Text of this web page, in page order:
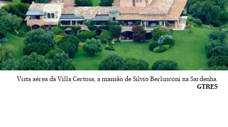
Vista aérea da Villa Certosa, a mansão de Silvio Berlusconi na Sardenha.
GTRES